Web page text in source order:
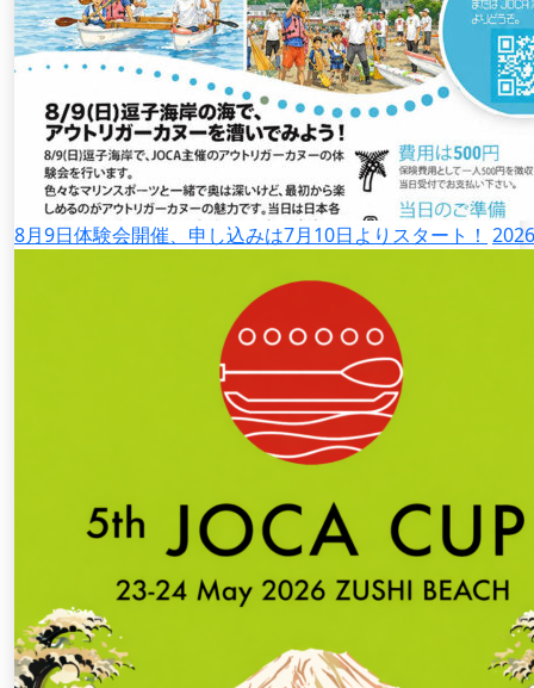
8月9日体験会開催、申し込みは7月10日よりスタート！